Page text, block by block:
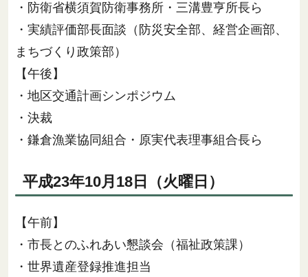
・防衛省横須賀防衛事務所・三溝豊亨所長ら
・実績評価部長面談（防災安全部、経営企画部、
まちづくり政策部）
【午後】
・地区交通計画シンポジウム
・決裁
・鎌倉漁業協同組合・原実代表理事組合長ら
平成23年10月18日（火曜日）
【午前】
・市長とのふれあい懇談会（福祉政策課）
・世界遺産登録推進担当